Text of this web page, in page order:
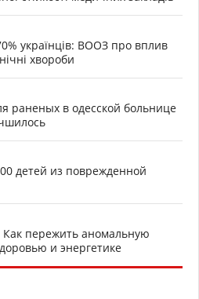
українців: ВООЗ про вплив
хвороби
раненых в одесской больнице
детей из поврежденной
пережить аномальную
и энергетике